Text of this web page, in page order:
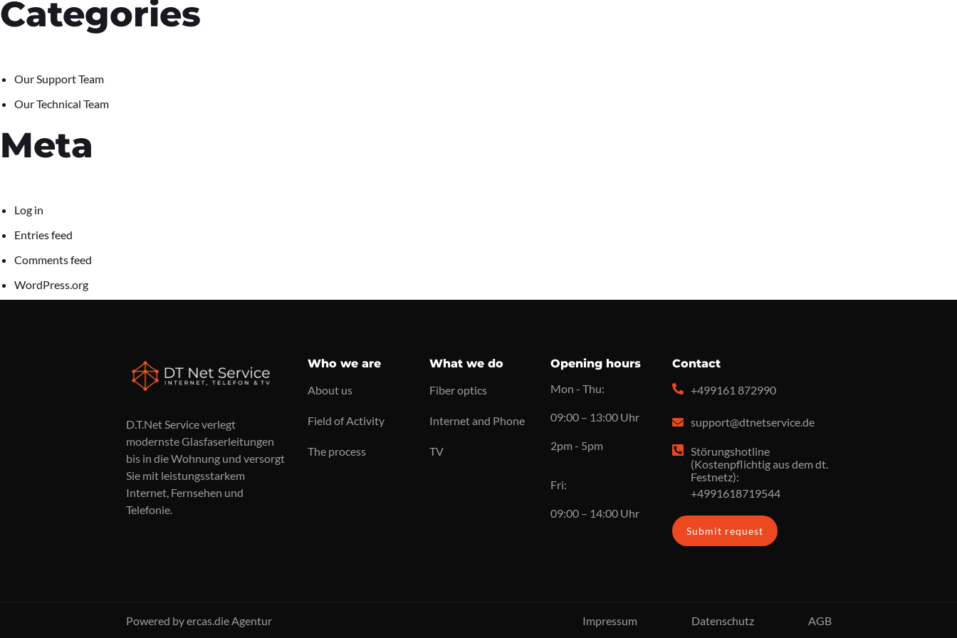
Categories
Our Support Team
Our Technical Team
Meta
Log in
Entries feed
Comments feed
WordPress.org
D.T.Net Service verlegt
modernste Glasfaserleitungen
bis in die Wohnung und versorgt
Sie mit leistungsstarkem
Internet, Fernsehen und
Telefonie.
Who we are
About us
Field of Activity
The process
What we do
Fiber optics
Internet and Phone
TV
Opening hours
Mon - Thu:
09:00 – 13:00 Uhr
2pm - 5pm
Fri:
09:00 – 14:00 Uhr
Contact
+499161 872990
support@dtnetservice.de
Störungshotline
(Kostenpflichtig aus dem dt.
Festnetz):
+4991618719544
Submit request
Powered by ercas.die Agentur Impressum Datenschutz AGB